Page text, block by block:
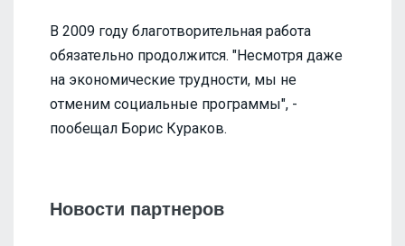
В 2009 году благотворительная работа
обязательно продолжится. "Несмотря даже
на экономические трудности, мы не
отменим социальные программы", -
пообещал Борис Кураков.
Новости партнеров